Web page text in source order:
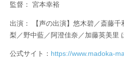
監督： 宮本幸裕
出演： 【声の出演】悠木碧／斎藤
梨／野中藍／阿澄佳奈／加藤英美里
公式サイト： https://www.madoka-